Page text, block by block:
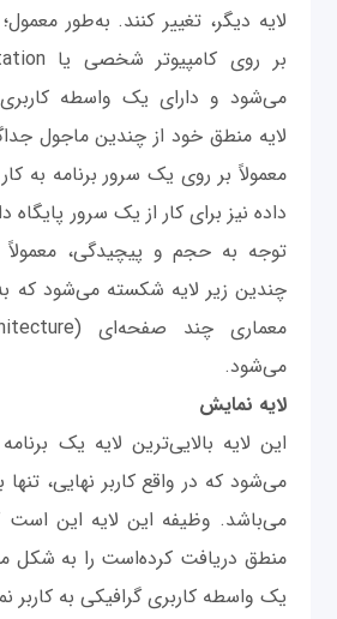
لایه دیگر، تغییر کنند. به‌طور
می‌شود و دارای یک واسطه
لایه منطق خود از چندین ماجول
معمولاً بر روی یک سرور برنامه به
داده نیز برای کار از یک سرور
توجه به حجم و پیچیدگی،
چندین زیر لایه شکسته می‌شود که
می‌شود.
لایه نمایش
این لایه بالایی‌ترین لایه یک
می‌شود که در واقع کاربر نهایی، تنها
می‌باشد. وظیفه این لایه این است
منطق دریافت کرده‌است را به شکل
یک واسطه کاربری گرافیکی به